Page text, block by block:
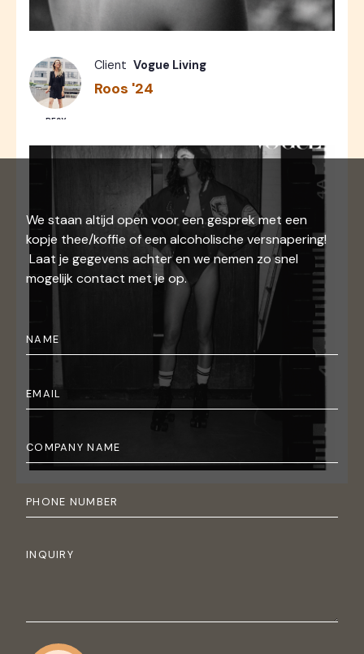
RESY
Client Vogue Living
Roos '24
We staan altijd open voor een gesprek met een
kopje thee/koffie of een alcoholische versnapering!
Laat je gegevens achter en we nemen zo snel
mogelijk contact met je op.